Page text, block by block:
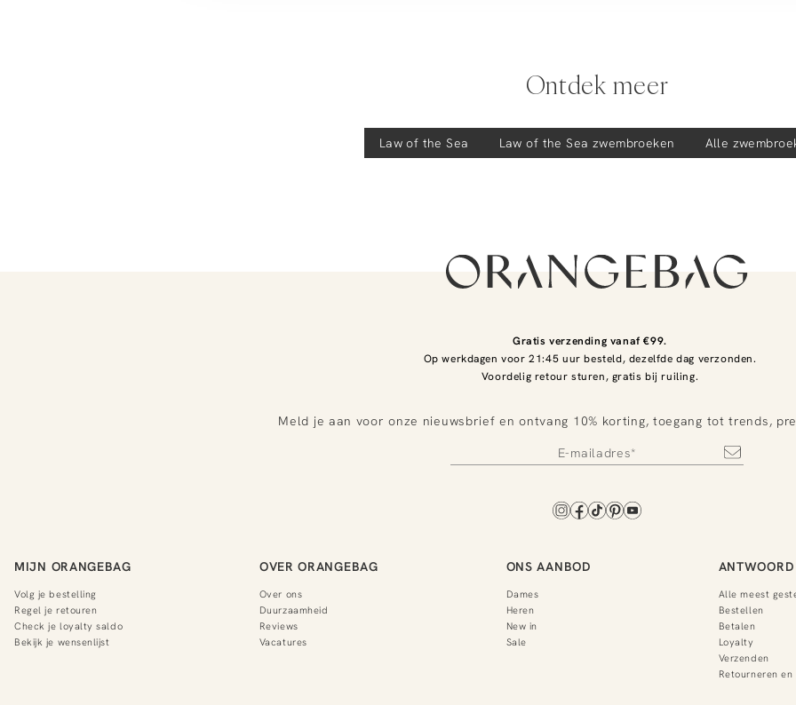
Ontdek meer
Law of the Sea Law of the Sea zwembroeken Alle
Gratis verzending vanaf €99.
Op werkdagen voor 21:45 uur besteld, dezelfde dag verzonden.
Voordelig retour sturen, gratis bij ruiling.
Meld je aan voor onze nieuwsbrief en ontvang 10% korting, toegang tot trends,
MIJN ORANGEBAG
Volg je bestelling
Regel je retouren
Check je loyalty saldo
Bekijk je wensenlijst
OVER ORANGEBAG
Over ons
Duurzaamheid
Reviews
Vacatures
ONS AANBOD
Dames
Heren
New in
Sale
Alle meest
Bestellen
Betalen
Loyalty
Verzenden
Retourneren